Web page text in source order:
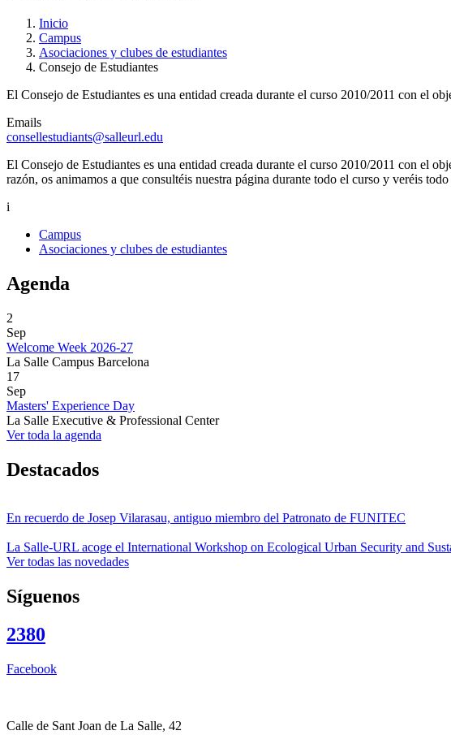
Inicio
Campus
Asociaciones y clubes de estudiantes
Consejo de Estudiantes
El Consejo de Estudiantes es una entidad creada durante el curso 2010/2011 con el
Emails
consellestudiants@salleurl.edu
El Consejo de Estudiantes es una entidad creada durante el curso 2010/2011 con el
razón, os animamos a que consultéis nuestra página durante todo el curso y veréis
i
Campus
Asociaciones y clubes de estudiantes
Agenda
2
Sep
Welcome Week 2026-27
La Salle Campus Barcelona
17
Sep
Masters' Experience Day
La Salle Executive & Professional Center
Ver toda la agenda
Destacados
En recuerdo de Josep Vilarasau, antiguo miembro del Patronato de FUNITEC
La Salle-URL acoge el International Workshop on Ecological Urban Security and
Ver todas las novedades
Síguenos
2380
Facebook
Calle de Sant Joan de La Salle, 42